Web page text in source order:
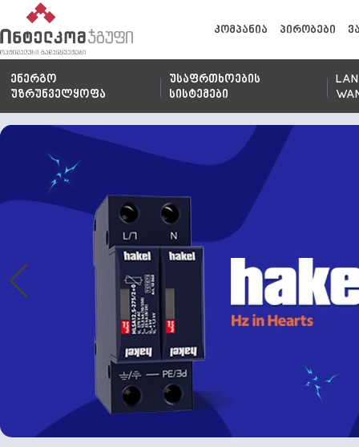
კომპანია პირობები
ენერგო
უზრუნველყოფა
უსაფრთხოების
სისტემები